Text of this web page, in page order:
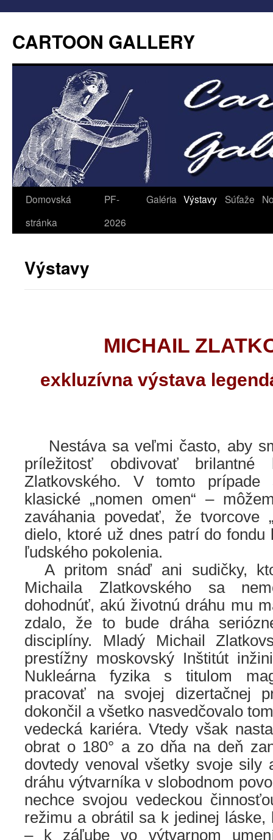
CARTOON GALLERY
Domovská
stránka
PF-
2026
Galéria Výstavy Súťaže
Výstavy
MICHAIL
exkluzívna výstava
Nestáva sa veľmi často, aby
príležitosť obdivovať brilantné
Zlatkovského. V tomto prípade
klasické „nomen omen“ –
zaváhania povedať, že tvorcove
dielo, ktoré už dnes patrí do fondu
ľudského pokolenia.
A pritom snáď ani sudičky,
Michaila Zlatkovského sa
dohodnúť, akú životnú dráhu mu
zdalo, že to bude dráha
disciplíny. Mladý Michail
prestížny moskovský Inštitút
Nukleárna fyzika s titulom
pracovať na svojej dizertačnej
dokončil a všetko nasvedčovalo
vedecká kariéra. Vtedy však
obrat o 180° a zo dňa na deň
dovtedy venoval všetky svoje sily
dráhu výtvarníka v slobodnom
nechce svojou vedeckou
režimu a obrátil sa k jedinej láske,
– k záľube vo výtvarnom